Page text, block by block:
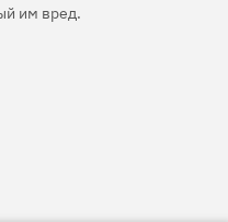
им вред.